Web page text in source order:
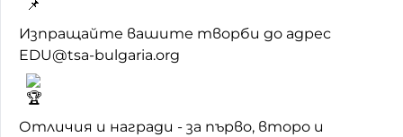
Изпращайте вашите творби до адрес
EDU@tsa-bulgaria.org
Отличия и награди - за първо, второ и